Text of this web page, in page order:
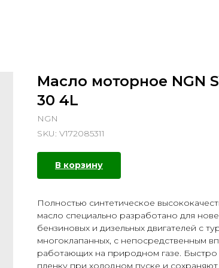
Масло моторное NGN
30 4L
NGN
SKU: V172085311
В корзину
Полностью синтетическое
масло специально разработано для
бензиновых и дизельных двигателей с
многоклапанных, с непосредственным
работающих на природном газе.
пленку при холодном пуске и